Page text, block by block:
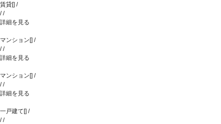
賃貸[] /
//
詳細を見る
マンション[] /
//
詳細を見る
マンション[] /
//
詳細を見る
一戸建て[] /
//